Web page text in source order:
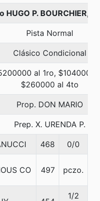
HUGO P. BOURCHIER,
Pista Normal
Clásico Condicional
al 1ro,
$260000 al 4to
Prop. DON MARIO
Prep. X. URENDA P.
468 0/0
CO 497 pczo.
1/2